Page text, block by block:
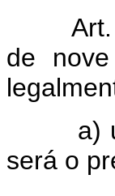
de
a)
será o